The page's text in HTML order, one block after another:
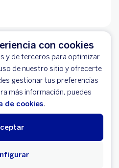
con cookies
y de terceros para optimizar
de nuestro sitio y ofrecerte
gestionar tus preferencias
más información, puedes
de cookies.